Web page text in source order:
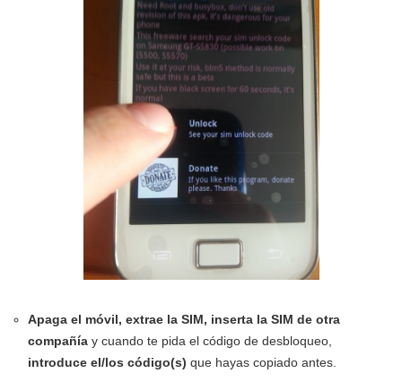
Apaga el móvil, extrae la SIM, inserta la SIM de otra
compañía y cuando te pida el código de desbloqueo,
introduce el/los código(s) que hayas copiado antes.